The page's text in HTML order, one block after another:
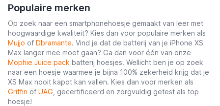
Populaire merken
Op zoek naar een smartphonehoesje gemaakt van leer met
hoogwaardige kwaliteit? Kies dan voor populaire merken als
Mujjo of Dbramante. Vind je dat de batterij van je iPhone XS
Max langer mee moet gaan? Ga dan voor één van onze
Mophie Juice pack batterij hoesjes. Wellicht ben je op zoek
naar een hoesje waarmee je bijna 100% zekerheid krijg dat je
XS Max nooit kapot kan vallen. Kies dan voor merken als
Griffin of UAG , gecertificeerd en zorgvuldig getest als top
hoesje!